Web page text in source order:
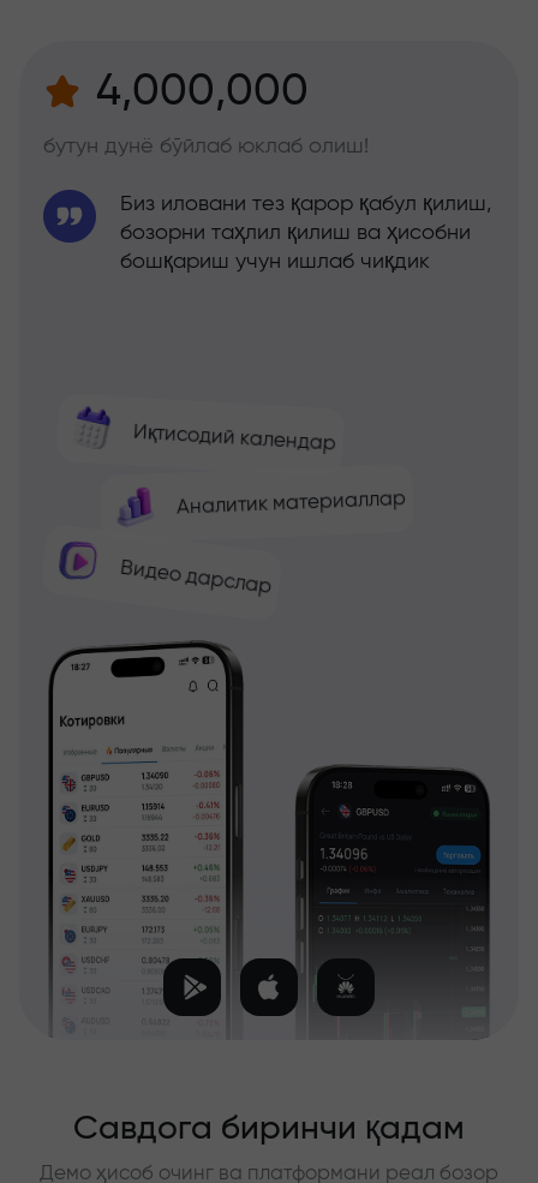
4,000,000
бутун дунё бўйлаб юклаб олиш!
Иқтисодий календар
Аналитик материаллар
Видео дарслар
Биз иловани тез қарор қабул қилиш,
бозорни таҳлил қилиш ва ҳисобни
бошқариш учун ишлаб чиқдик
Савдога биринчи қадам
Демо ҳисоб очинг ва платформани реал бозор